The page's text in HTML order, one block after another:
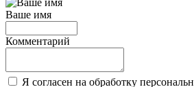
Ваше имя
Комментарий
Я согласен на обработку